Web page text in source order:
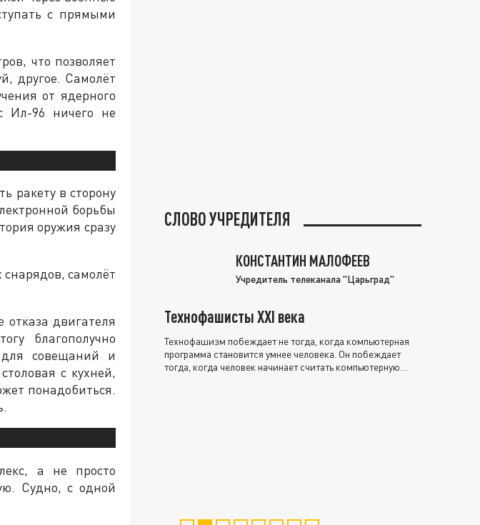
с прямыми
что позволяет
другое. Самолёт
от ядерного
Ил-96 ничего не
ракету в сторону
борьбы
оружия сразу
самолёт
отказа двигателя
благополучно
для совещаний и
с кухней,
понадобиться.
а не просто
Судно, с одной
СЛОВО УЧРЕДИТЕЛЯ
КОНСТАНТИН МАЛОФЕЕВ
Учредитель телеканала "Царьград"
Технофашисты XXI века
Технофашизм побеждает не тогда, когда компьютерная
программа становится умнее человека. Он побеждает
тогда, когда человек начинает считать компьютерную